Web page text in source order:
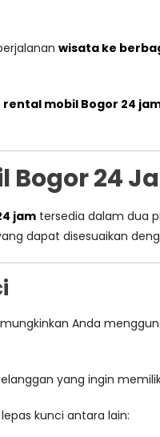
wisata ke
rental mobil Bogor 24
Bogor 24
jam tersedia dalam dua
dapat disesuaikan
Anda
yang ingin
kunci antara lain: